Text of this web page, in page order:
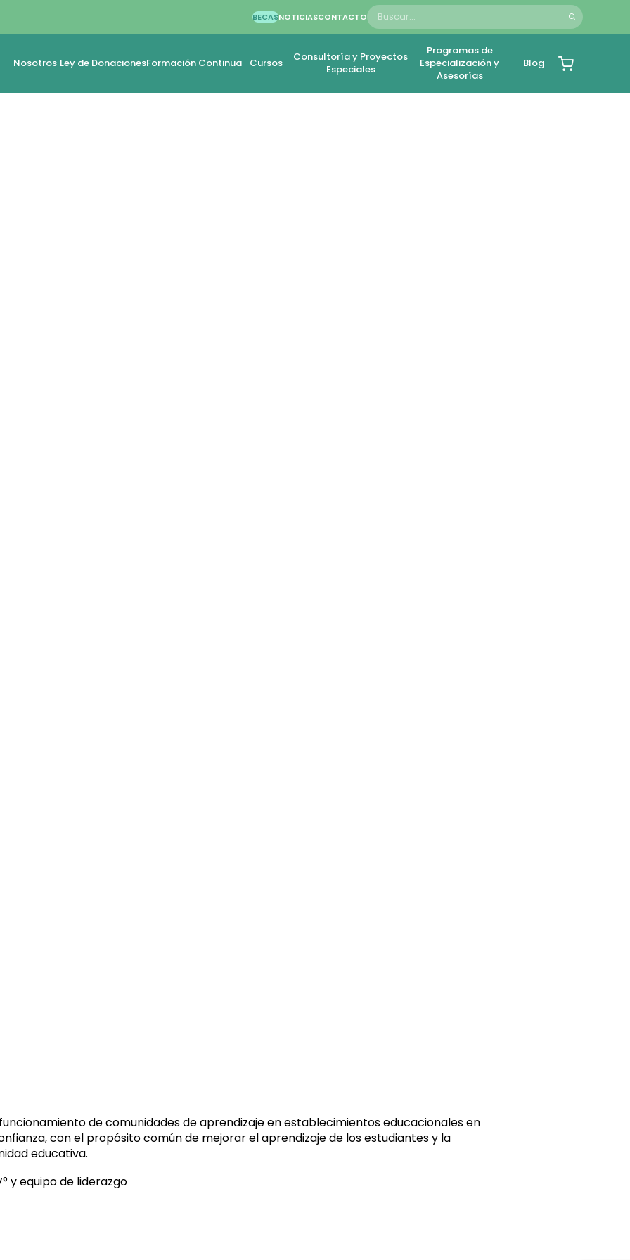
BECASNOTICIASCONTACTO
Nosotros Ley de DonacionesFormación Continua Cursos
Consultoría y Proyectos
Especiales
Programas de
Especialización y
Asesorías
Blog
de comunidades de aprendizaje en establecimientos educacionales en
con el propósito común de mejorar el aprendizaje de los estudiantes y la
educativa.
y equipo de liderazgo